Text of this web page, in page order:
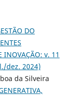
DO
INOVAÇÃO: v. 11
dez. 2024)
da Silveira